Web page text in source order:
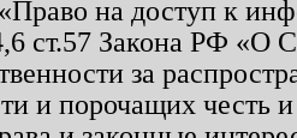
на доступ к
ст.57 Закона РФ «О
за
и порочащих честь